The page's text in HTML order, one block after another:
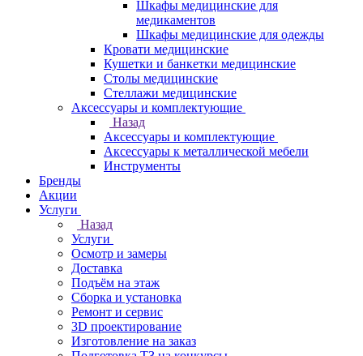
Шкафы медицинские для
медикаментов
Шкафы медицинские для одежды
Кровати медицинские
Кушетки и банкетки медицинские
Столы медицинские
Стеллажи медицинские
Аксессуары и комплектующие
Назад
Аксессуары и комплектующие
Аксессуары к металлической мебели
Инструменты
Бренды
Акции
Услуги
Назад
Услуги
Осмотр и замеры
Доставка
Подъём на этаж
Сборка и установка
Ремонт и сервис
3D проектирование
Изготовление на заказ